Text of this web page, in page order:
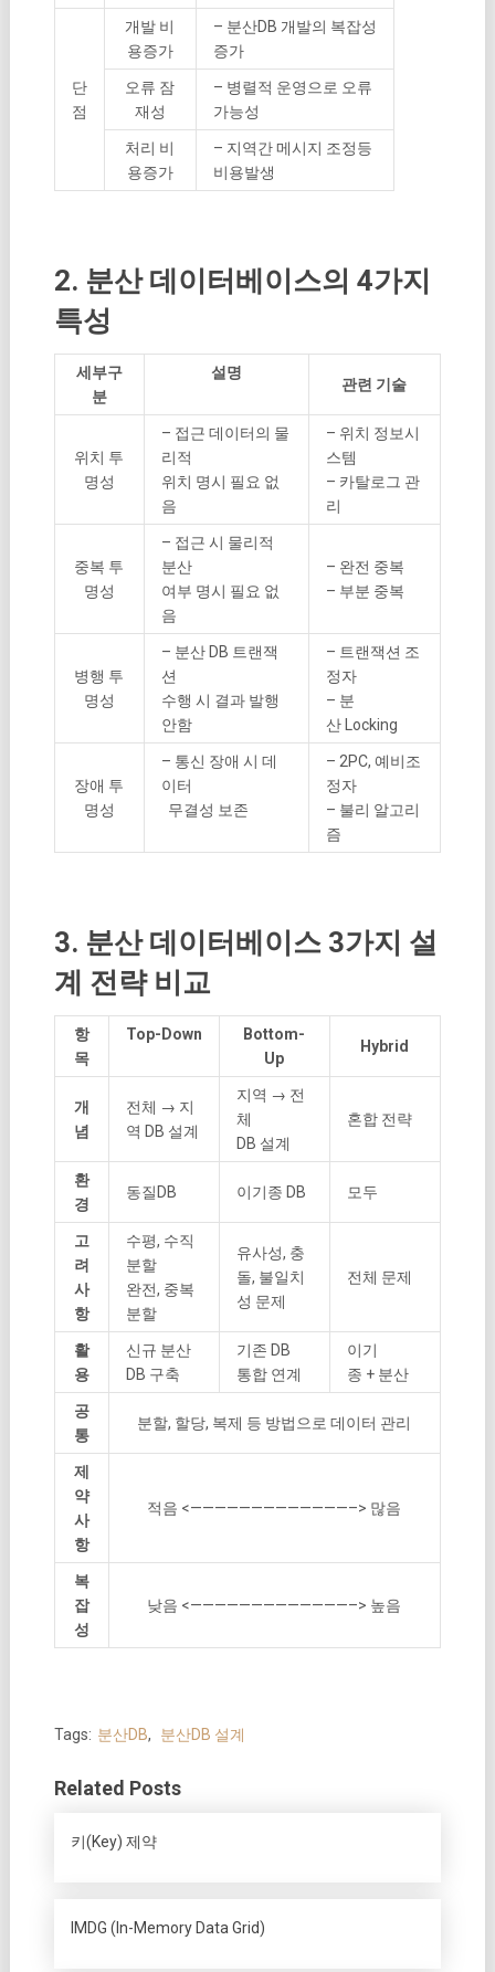
단
점
개발 비
용증가
– 분산DB 개발의 복잡성
증가
오류 잠
재성
– 병렬적 운영으로 오류
가능성
처리 비
용증가
– 지역간 메시지 조정등
비용발생
2. 분산 데이터베이스의 4가지
특성
세부구
분
설명
관련 기술
위치 투
명성
– 접근 데이터의 물
리적
위치 명시 필요 없
음
– 위치 정보시
스템
– 카탈로그 관
리
중복 투
명성
– 접근 시 물리적
분산
여부 명시 필요 없
음
– 완전 중복
– 부분 중복
병행 투
명성
– 분산 DB 트랜잭
션
수행 시 결과 발행
안함
– 트랜잭션 조
정자
– 분
산 Locking
장애 투
명성
– 통신 장애 시 데
이터
무결성 보존
– 2PC, 예비조
정자
– 불리 알고리
즘
3. 분산 데이터베이스 3가지 설
계 전략 비교
항
목
Top-Down
Bottom-
Up
Hybrid
개
념
전체 → 지
역 DB 설계
지역 → 전
체
DB 설계
혼합 전략
환
경
동질DB 이기종 DB 모두
고
려
사
항
수평, 수직
분할
완전, 중복
분할
유사성, 충
돌, 불일치
성 문제
전체 문제
활
용
신규 분산
DB 구축
기존 DB
통합 연계
이기
종 + 분산
공
통
분할, 할당, 복제 등 방법으로 데이터 관리
제
약
사
항
적음 <—————————————–> 많음
복
잡
성
낮음 <—————————————–> 높음
Tags: 분산DB, 분산DB 설계
Related Posts
키(Key) 제약
IMDG (In-Memory Data Grid)